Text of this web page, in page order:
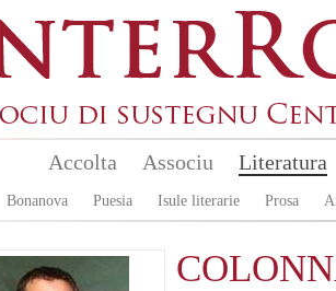
Accolta Associu Literatura
Bonanova Puesia Isule literarie Prosa